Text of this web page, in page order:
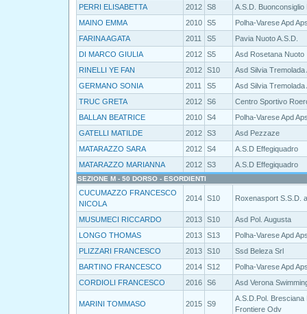
PERRI ELISABETTA
2012 S8
A.S.D. Buonconsiglio
MAINO EMMA
2010 S5
Polha-Varese Apd
FARINA AGATA
2011 S5
Pavia Nuoto A.S.D.
DI MARCO GIULIA
2012 S5
Asd Rosetana Nuoto
RINELLI YE FAN
2012 S10
Asd Silvia Tremolada
GERMANO SONIA
2011 S5
Asd Silvia Tremolada
TRUC GRETA
2012 S6
Centro Sportivo
BALLAN BEATRICE
2010 S4
Polha-Varese Apd
GATELLI MATILDE
2012 S3
Asd Pezzaze
MATARAZZO SARA
2012 S4
A.S.D Effegiquadro
MATARAZZO MARIANNA
2012 S3 A.S.D Effegiquadro
SEZIONE M - 50 DORSO - ESORDIENTI
CUCUMAZZO FRANCESCO
NICOLA
2014 S10 Roxenasport S.S.D.
MUSUMECI RICCARDO 2013 S10
Asd Pol. Augusta
LONGO THOMAS
2013 S13
Polha-Varese Apd
PLIZZARI FRANCESCO
2013 S10
Ssd Beleza Srl
BARTINO FRANCESCO
2014 S12
Polha-Varese Apd
CORDIOLI FRANCESCO
2016 S6 Asd Verona
MARINI TOMMASO 2015 S9
A.S.D.Pol. Bresciana
Frontiere Odv